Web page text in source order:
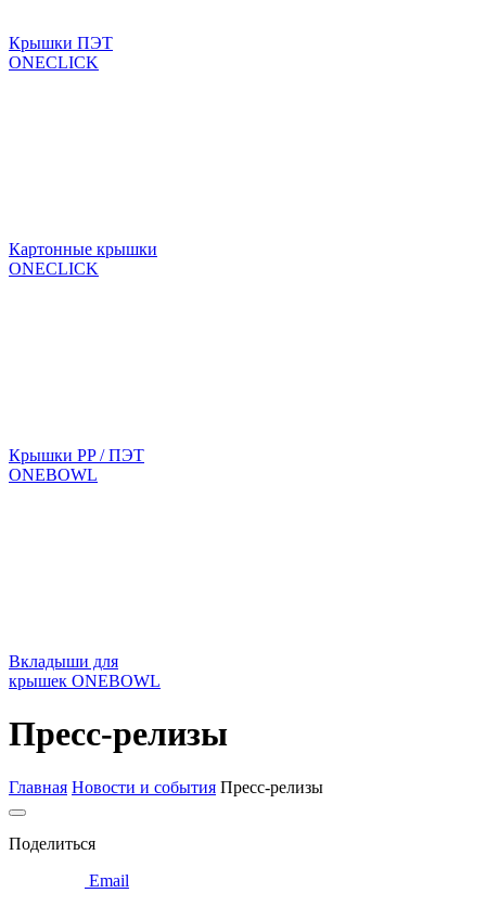
Крышки ПЭТ
ONECLICK
Картонные крышки
ONECLICK
Крышки PP / ПЭТ
ONEBOWL
Вкладыши для
крышек ONEBOWL
Пресс-релизы
Главная Новости и события Пресс-релизы
Поделиться
Email